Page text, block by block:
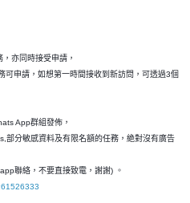
亦同時接受申請，
申請，如想第一時間接收到新訪問，可透過3個
App群組發佈，
部分敏感資料及有限名額的任務，絶對沒有廣告
聯絡，不要直接致電，謝謝) 。